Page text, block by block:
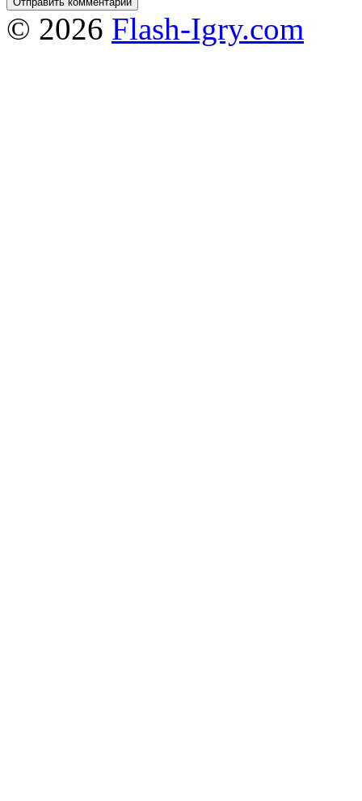
© 2026 Flash-Igry.com